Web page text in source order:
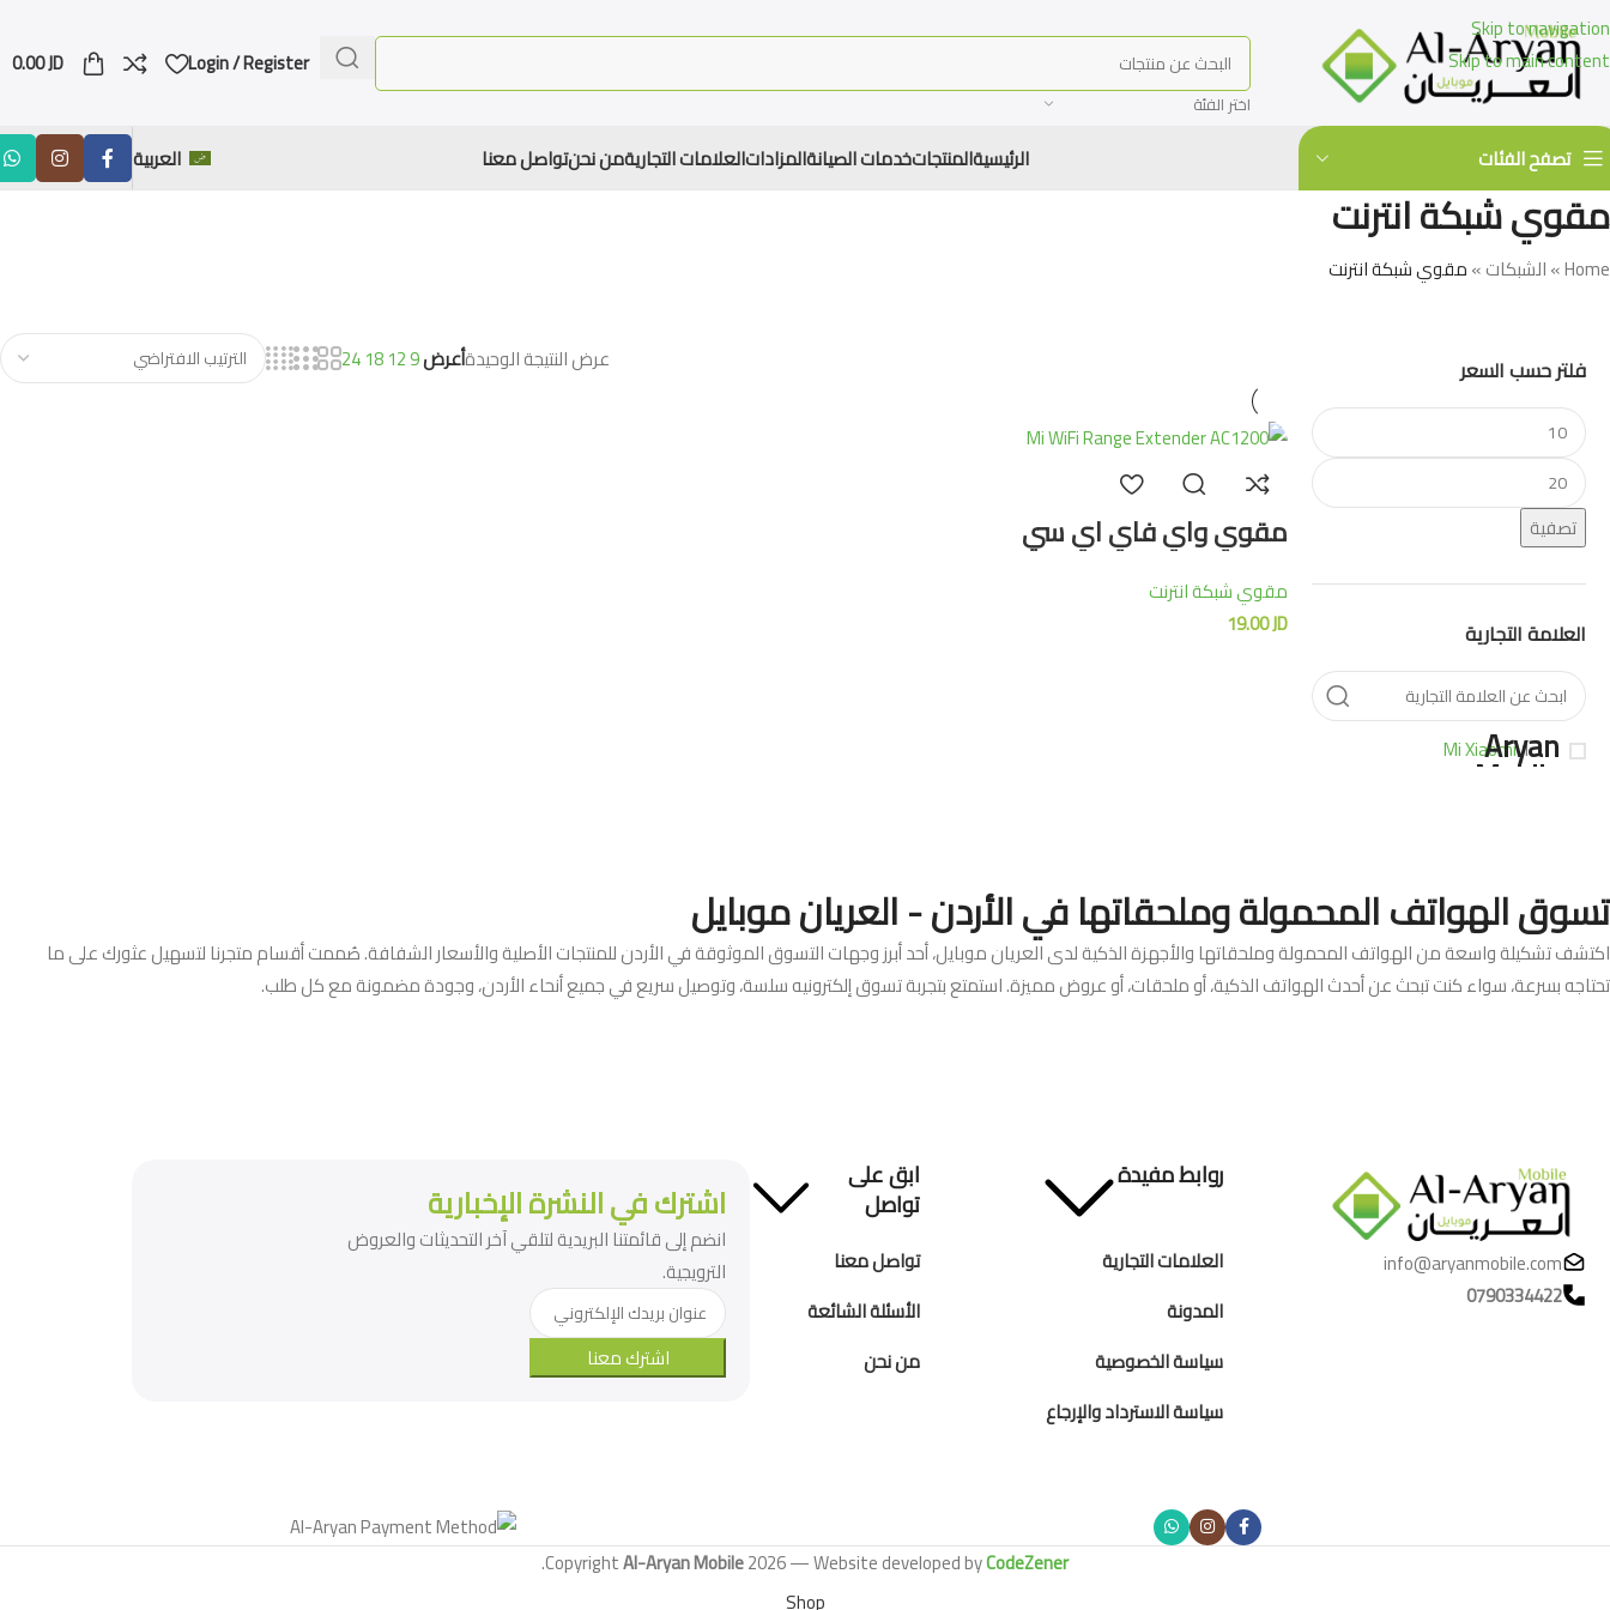
Skip to navigation
Skip to main content
اختر الفئة
Login / Register
0.00JD
تصفح الفئات الرئيسيةالمنتجاتخدمات الصيانةالمزاداتالعلامات التجاريةمن نحنتواصل معنا العربية
مقوي شبكة انترنت
Home
»الشبكات»مقوي شبكة انترنت
فلتر حسب السعر
تصفية
العلامة التجارية
Mi Xiaomi1
عرض النتيجة الوحيدةأعرض9
12
18
24
مقوي واي فاي اي سي
مقوي شبكة انترنت
19.00JD
تسوق الهواتف المحمولة وملحقاتها في الأردن - العريان موبايل
اكتشف تشكيلة واسعة من الهواتف المحمولة وملحقاتها والأجهزة الذكية لدى العريان موبايل، أحد أبرز وجهات التسوق الموثوقة في الأردن للمنتجات الأصلية والأسعار الشفافة. صُممت أقسام متجرنا لتسهيل عثورك على ما
تحتاجه بسرعة، سواء كنت تبحث عن أحدث الهواتف الذكية، أو ملحقات، أو عروض مميزة. استمتع بتجربة تسوق إلكترونيه سلسة، وتوصيل سريع في جميع أنحاء الأردن، وجودة مضمونة مع كل طلب.
info@aryanmobile.com
0790334422
روابط مفيدة
العلامات التجارية
المدونة
سياسة الخصوصية
سياسة الاسترداد والإرجاع
ابق على
تواصل
تواصل معنا
الأسئلة الشائعة
من نحن
اشترك في النشرة الإخبارية
انضم إلى قائمتنا البريدية لتلقي آخر التحديثات والعروض
الترويجية.
اشترك معنا
CopyrightAl-Aryan Mobile2026 — Website developed byCodeZener
.
Shop